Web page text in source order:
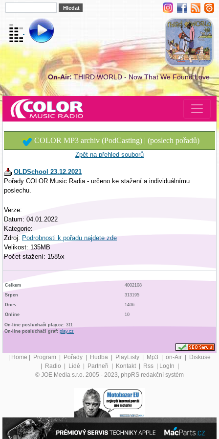
On-Air:THIRD WORLD - Now That We Found Love
COLOR MP3 archiv (PodCasting) | (poslech pořadů)
Zpět na přehled souborů
OLDSchool 23.12.2021
Pořady COLOR Music Radia - určeno ke stažení a individuálnímu
poslechu.
Verze:
Datum: 04.01.2022
Kategorie:
Zdroj: Podrobnosti k pořadu najdete zde
Velikost: 135MB
Počet stažení: 1585x
Celkem
4002108
Srpen
313195
Dnes
1406
Online
10
On-line posluchači play.cz: 311
On-line posluchači graf: play.cz
| Home | Program | Pořady | Hudba | PlayListy | Mp3 | on-Air | Diskuse
| Radio | Lidé | Partneři | Kontakt | Rss | LogIn |
© JOE Media s.r.o. 2005 - 2023, phpRS redakční systém